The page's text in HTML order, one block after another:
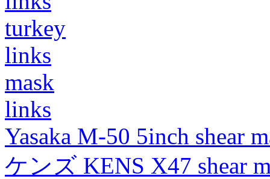
turkey
links
mask
links
Yasaka M-50 5inch shear
ケンズ KENS X47 shear